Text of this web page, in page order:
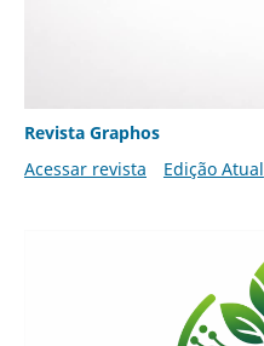
Revista Graphos
Acessar revista
Edição Atual